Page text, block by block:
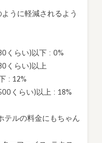
うに軽減されるよう
くらい)以下 : 0%
くらい)以上
: 12%
くらい)以上 : 18%
テルの料金にもちゃん